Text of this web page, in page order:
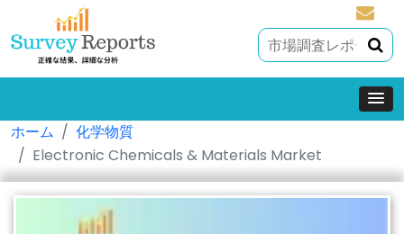
ホーム
化学物質
Electronic Chemicals & Materials Market